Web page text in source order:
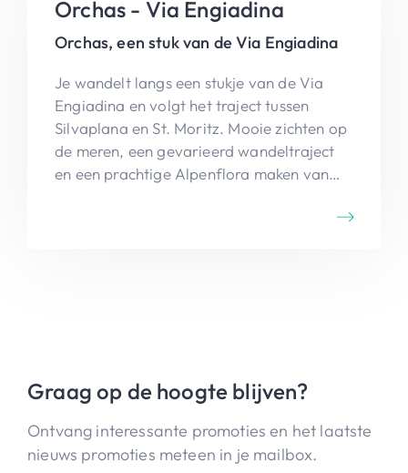
Orchas - Via Engiadina
Orchas, een stuk van de Via Engiadina
Je wandelt langs een stukje van de Via
Engiadina en volgt het traject tussen
Silvaplana en St. Moritz. Mooie zichten op
de meren, een gevarieerd wandeltraject
en een prachtige Alpenflora maken van
Graag op de hoogte blijven?
Ontvang interessante promoties en het laatste
nieuws promoties meteen in je mailbox.